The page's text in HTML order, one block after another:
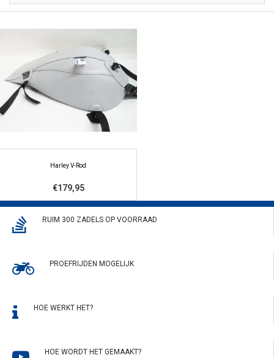
Harley V-Rod
€179,95
RUIM 300 ZADELS OP VOORRAAD
PROEFRIJDEN MOGELIJK
HOE WERKT HET?
HOE WORDT HET GEMAAKT?